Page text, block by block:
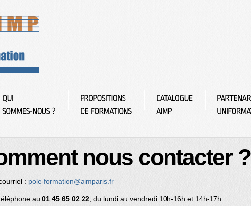
nous contacter ?
: pole-formation@aimparis.fr
au 01 45 65 02 22 , du lundi au vendredi 10h-16h et 14h-17h.